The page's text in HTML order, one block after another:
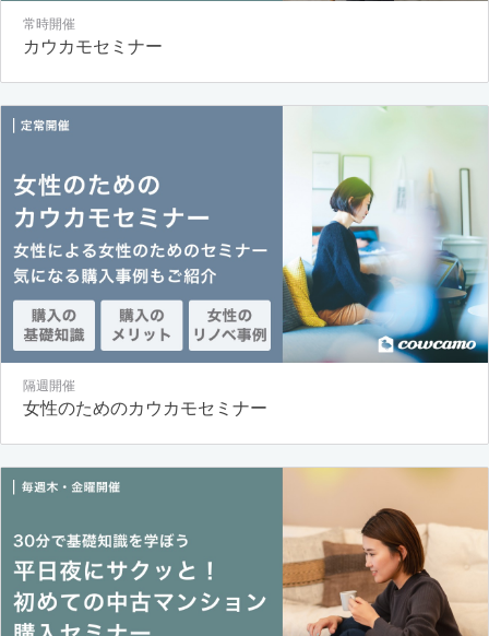
常時開催
カウカモセミナー
隔週開催
女性のためのカウカモセミナー